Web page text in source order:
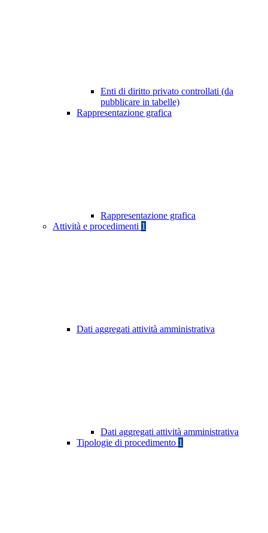
Enti di diritto privato controllati (da
pubblicare in tabelle)
Rappresentazione grafica
Rappresentazione grafica
Attività e procedimenti 1
Dati aggregati attività amministrativa
Dati aggregati attività amministrativa
Tipologie di procedimento 1